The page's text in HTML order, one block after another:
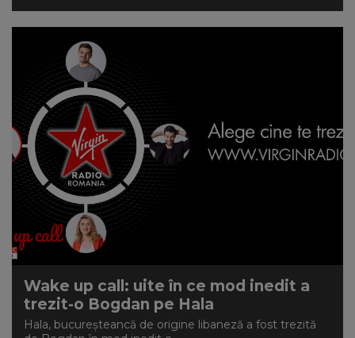
Wake up call: uite în ce mod inedit a
trezit-o Bogdan pe Hala
Hala, bucureșteancă de origine libaneză a fost trezită